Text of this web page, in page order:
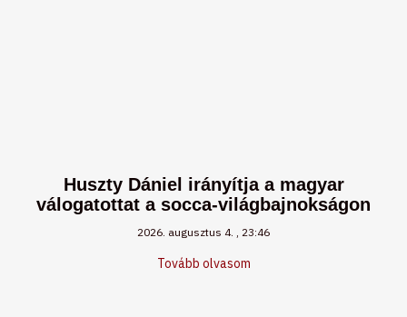
Huszty Dániel irányítja a magyar
válogatottat a socca-világbajnokságon
2026. augusztus 4. 23:46
Tovább olvasom